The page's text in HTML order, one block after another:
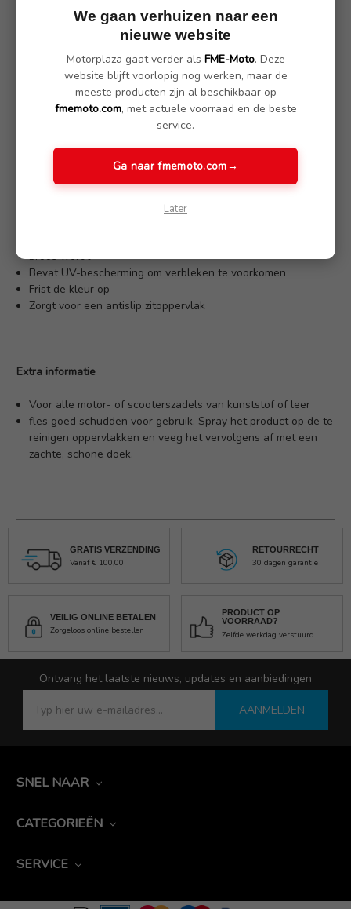
S100 Zadelverzorging verwijdert effectief vuil en zorgt voor
een antislip zitoppervlak. Dit product is perfect voor het
onderhoud van motorzadels van kunststof of leer. Het
behandelde materiaal wordt voorzien van belangrijke
voedingsstoffen, waardoor het niet broos wordt. De
geïntegreerde UV-bescherming in dit verzorgingsproduct
voorkomt bovendien het verbleken van kunststof of leer. Bij elk
gebruik wordt de kleur van het motorzadel opgefrist.
Kenmerken
broos wordt
Bevat UV-bescherming om verbleken te voorkomen
Frist de kleur op
Zorgt voor een antislip zitoppervlak
Extra informatie
Voor alle motor- of scooterszadels van kunststof of leer
fles goed schudden voor gebruik. Spray het product op de te
reinigen oppervlakken en veeg het vervolgens af met een
zachte, schone doek.
GRATIS VERZENDING
Vanaf € 100,00
RETOURRECHT
30 dagen garantie
VEILIG ONLINE BETALEN
Zorgeloos online bestellen
PRODUCT OP
VOORRAAD?
Zelfde werkdag verstuurd
Ontvang het laatste nieuws, updates en aanbiedingen
AANMELDEN
SNEL NAAR
CATEGORIEËN
SERVICE
We gaan verhuizen naar een
nieuwe website
Motorplaza gaat verder als FME-Moto. Deze
website blijft voorlopig nog werken, maar de
meeste producten zijn al beschikbaar op
fmemoto.com, met actuele voorraad en de beste
service.
Ga naar fmemoto.com→
Later